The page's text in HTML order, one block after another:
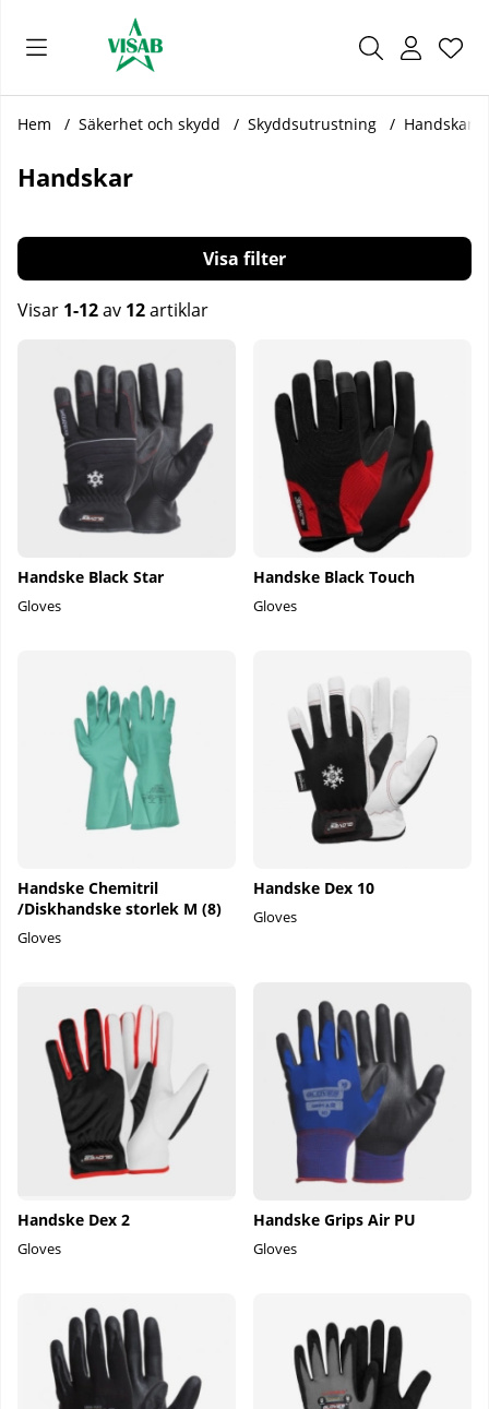
.
Hem Säkerhet och skydd Skyddsutrustning Handskar
Handskar
Filtrera
Visar 1-12av 12artiklar
Handske Black Star
Gloves
Handske Black Touch
Gloves
Handske Chemitril
/Diskhandske storlek M (8)
Gloves
Handske Dex 10
Gloves
Handske Dex 2
Gloves
Handske Grips Air PU
Gloves